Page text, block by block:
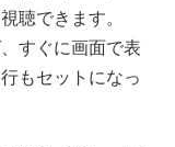
聴できます。
すぐに画面で表
もセットになっ